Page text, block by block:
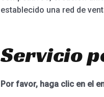
establecido una red de
Servicio
Por favor, haga clic en el